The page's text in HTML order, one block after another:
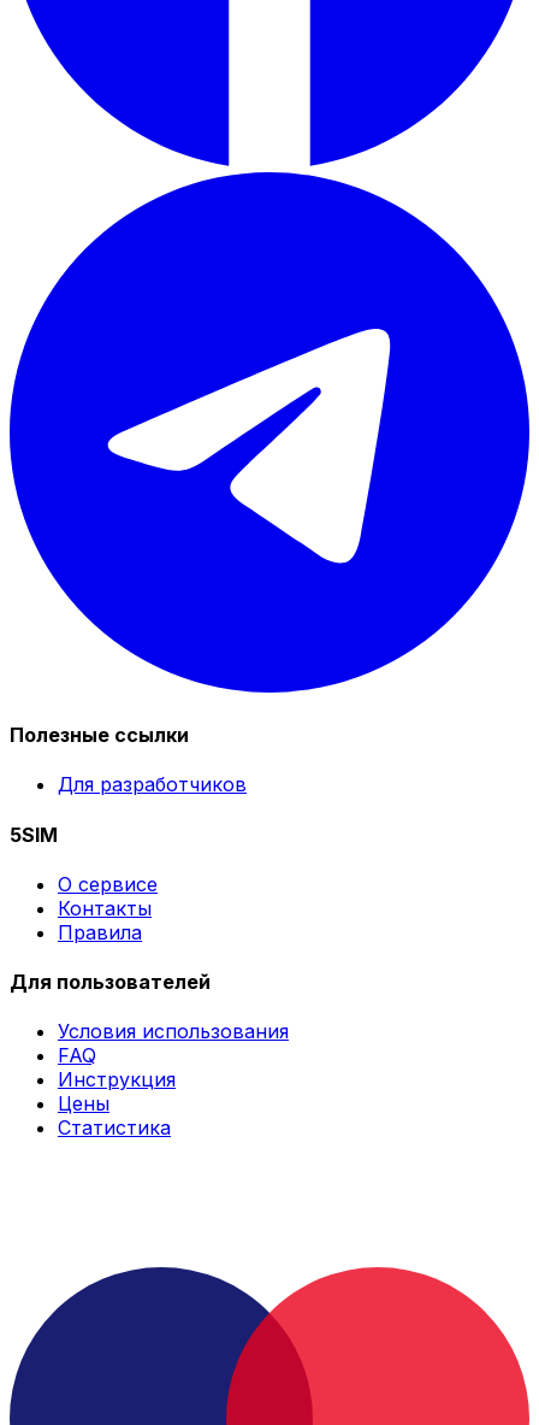
Полезные ссылки
Для разработчиков
5SIM
О сервисе
Контакты
Правила
Для пользователей
Условия использования
FAQ
Инструкция
Цены
Статистика